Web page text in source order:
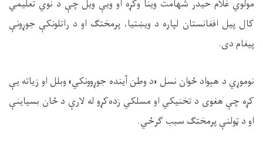
مولوي غلام حیدر شهامت وینا وکړه او ویې ویل چې د نوي تعلیمي
کال پیل افغانستان لپاره د ویښتیا، پرمختګ او د راتلونکې جوړونې
پیغام دی.
نوموړي د هېواد ځوان نسل «د وطن آینده جوړوونکي» وبلل او زیاته یې
کړه چې هغوی د تخنیکي او مسلکي زده‌کړو له لارې د ځان بسیاینې
او د ټولنې پرمختګ سبب ګرځي.